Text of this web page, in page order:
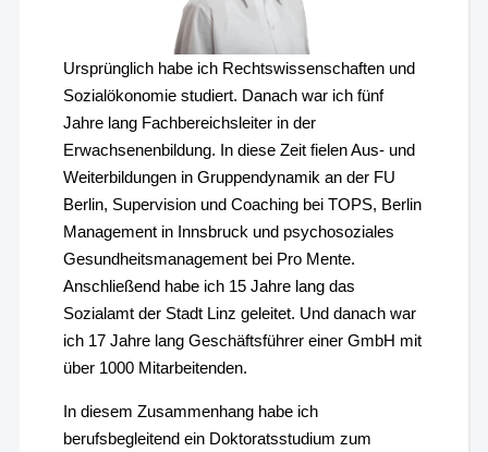
Ursprünglich habe ich Rechtswissenschaften und
Sozialökonomie studiert. Danach war ich fünf
Jahre lang Fachbereichsleiter in der
Erwachsenenbildung. In diese Zeit fielen Aus- und
Weiterbildungen in Gruppendynamik an der FU
Berlin, Supervision und Coaching bei TOPS, Berlin
Management in Innsbruck und psychosoziales
Gesundheitsmanagement bei Pro Mente.
Anschließend habe ich 15 Jahre lang das
Sozialamt der Stadt Linz geleitet. Und danach war
ich 17 Jahre lang Geschäftsführer einer GmbH mit
über 1000 Mitarbeitenden.
In diesem Zusammenhang habe ich
berufsbegleitend ein Doktoratsstudium zum